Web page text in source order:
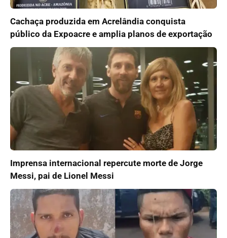
Cachaça produzida em Acrelândia conquista
público da Expoacre e amplia planos de exportação
Imprensa internacional repercute morte de Jorge
Messi, pai de Lionel Messi